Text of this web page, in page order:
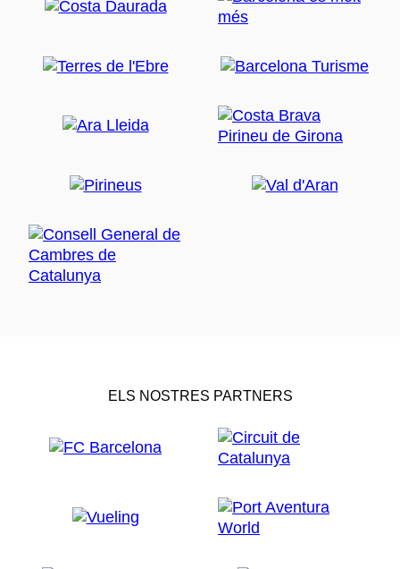
ELS NOSTRES PARTNERS